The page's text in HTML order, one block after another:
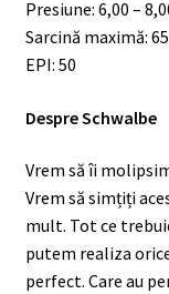
Presiune: 6,00 –
Sarcină maximă:
EPI: 50
Despre Schwalbe
Vrem să îi
Vrem să simțiți
mult. Tot ce
putem realiza
perfect. Care au